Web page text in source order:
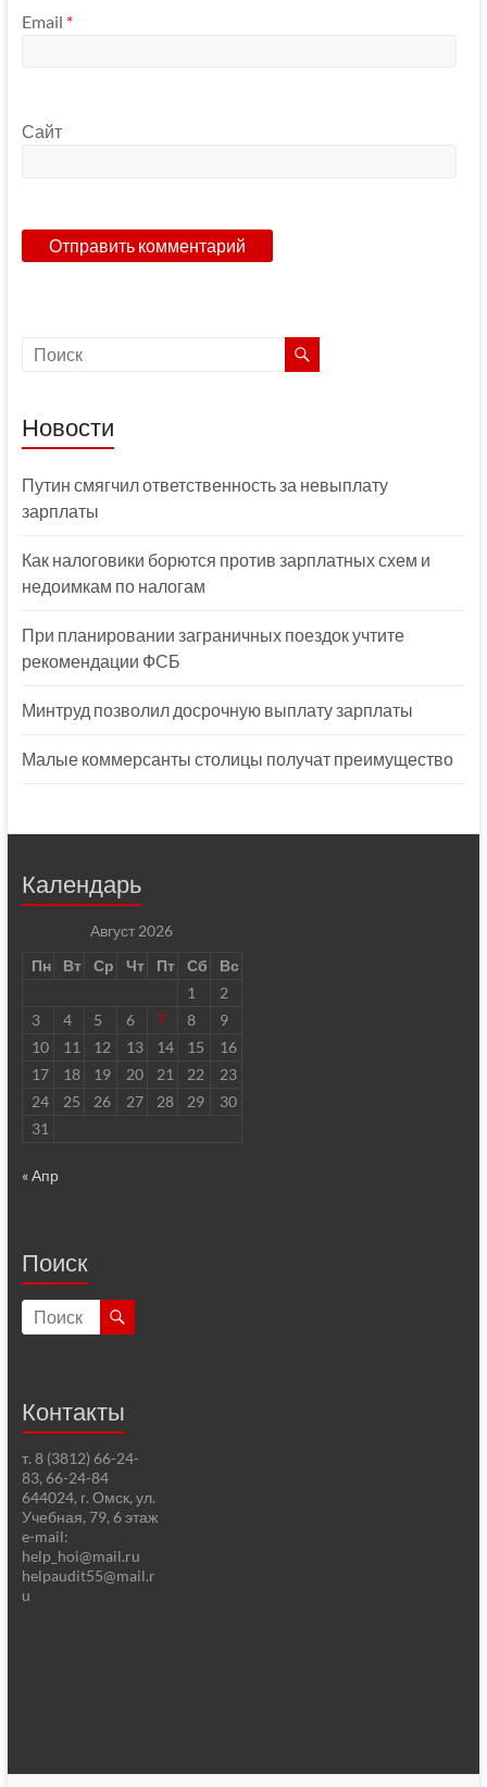
Email *
Сайт
Новости
Путин смягчил ответственность за невыплату
зарплаты
Как налоговики борются против зарплатных схем и
недоимкам по налогам
При планировании заграничных поездок учтите
рекомендации ФСБ
Минтруд позволил досрочную выплату зарплаты
Малые коммерсанты столицы получат преимущество
Календарь
Август 2026
Пн
Вт Ср Чт Пт Сб
Вс
1
2
3
4 5 6 7 8
9
10
11 12 13 14 15
16
17
18 19 20 21 22
23
24
25 26 27 28 29
30
31
« Апр
Поиск
Контакты
т. 8 (3812) 66-24-
83, 66-24-84
644024, г. Омск, ул.
Учебная, 79, 6 этаж
e-mail:
help_hoi@mail.ru
helpaudit55@mail.r
u